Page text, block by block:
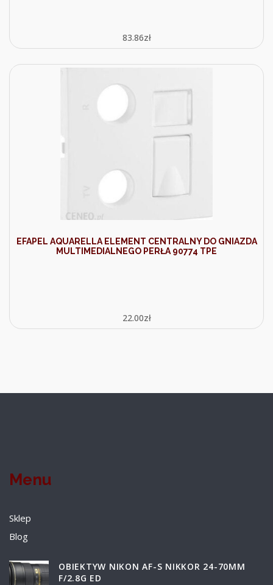
83.86zł
EFAPEL AQUARELLA ELEMENT CENTRALNY DO GNIAZDA
MULTIMEDIALNEGO PERŁA 90774 TPE
22.00zł
Menu
Sklep
Blog
OBIEKTYW NIKON AF-S NIKKOR 24-70MM
F/2.8G ED